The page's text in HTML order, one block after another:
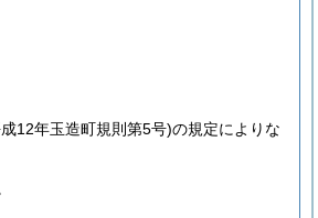
12年玉造町規則第5号)の規定によりな